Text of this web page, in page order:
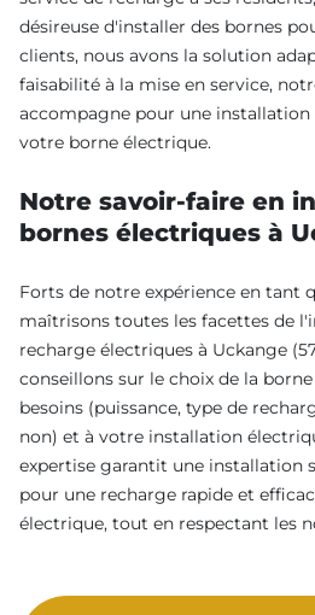
désireuse d'installer des bornes
clients, nous avons la solution
faisabilité à la mise en service,
accompagne pour une
votre borne électrique.
Notre savoir-faire en
bornes électriques à
Forts de notre expérience en tant
maîtrisons toutes les facettes de
recharge électriques à Uckange
conseillons sur le choix de la
besoins (puissance, type de
non) et à votre installation
expertise garantit une installation
pour une recharge rapide et
électrique, tout en respectant les